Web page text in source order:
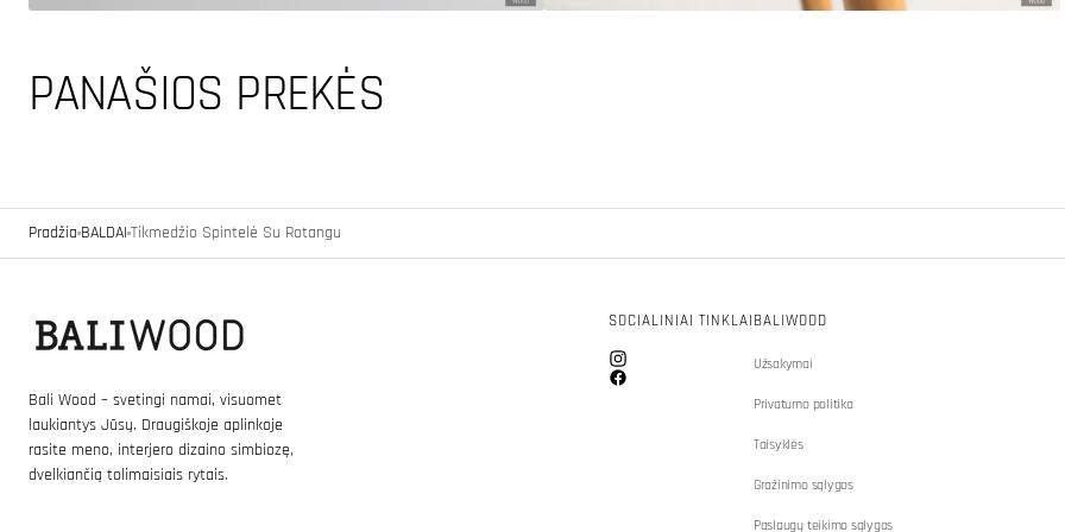
PANAŠIOS PREKĖS
Pradžia BALDAI Tikmedžio Spintelė Su Rotangu
Bali Wood – svetingi namai, visuomet
laukiantys Jūsų. Draugiškoje aplinkoje
rasite meno, interjero dizaino simbiozę,
dvelkiančią tolimaisiais rytais.
SOCIALINIAI TINKLAI
Instagram
Facebook
BALIWOOD
Užsakymai
Privatumo politika
Taisyklės
Gražinimo sąlygos
Paslaugų teikimo sąlygos